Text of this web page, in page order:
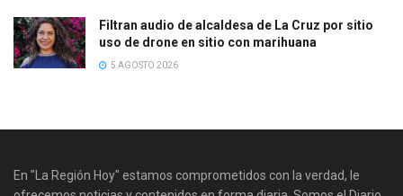
Filtran audio de alcaldesa de La Cruz por sitio
uso de drone en sitio con marihuana
5 AGOSTO 2026
En "La Región Hoy" estamos comprometidos con la verdad, le